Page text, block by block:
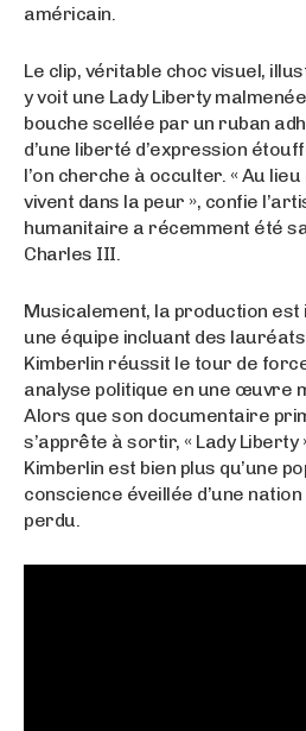
américain.
Le clip, véritable choc visuel,
y voit une Lady Liberty
bouche scellée par un ruban
d’une liberté d’expression
l’on cherche à occulter. « Au
vivent dans la peur », confie
humanitaire a récemment été
Charles III.
Musicalement, la production
une équipe incluant des
Kimberlin réussit le tour de
analyse politique en une œuvre
Alors que son documentaire
s’apprête à sortir, « Lady
Kimberlin est bien plus qu’une
conscience éveillée d’une
perdu.